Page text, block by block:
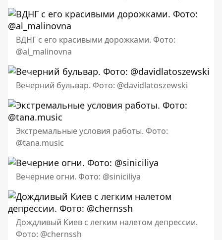
ВДНГ с его красивыми дорожками. Фото:
@al_malinovna
Вечерний бульвар. Фото: @davidlatoszewski
Экстремальные условия работы. Фото:
@tana.music
Вечерние огни. Фото: @siniciliya
Дождливый Киев с легким налетом депрессии.
Фото: @chernssh